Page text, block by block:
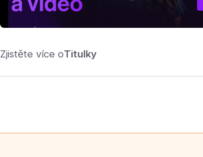
Zjistěte více oTitulky